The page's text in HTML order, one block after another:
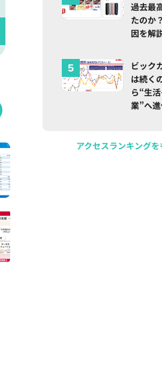
過去最
たのか
因を解
ビック
は続く
ら“生
業”へ
アクセスランキング